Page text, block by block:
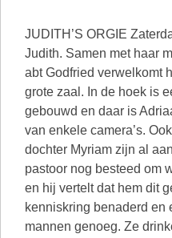
JUDITH’S ORGIE
Judith. Samen met haar
abt Godfried verwelkomt
grote zaal. In de hoek is
gebouwd en daar is
van enkele camera’s.
dochter Myriam zijn al
pastoor nog besteed om
en hij vertelt dat hem dit
kenniskring benaderd en
mannen genoeg. Ze